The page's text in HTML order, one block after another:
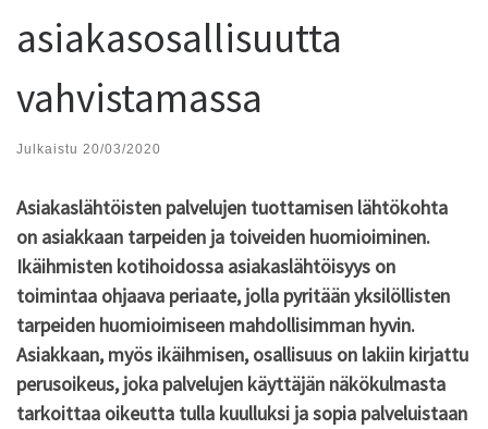
asiakasosallisuutta
vahvistamassa
Julkaistu 20/03/2020
Asiakaslähtöisten palvelujen tuottamisen lähtökohta
on asiakkaan tarpeiden ja toiveiden huomioiminen.
Ikäihmisten kotihoidossa asiakaslähtöisyys on
toimintaa ohjaava periaate, jolla pyritään yksilöllisten
tarpeiden huomioimiseen mahdollisimman hyvin.
Asiakkaan, myös ikäihmisen, osallisuus on lakiin kirjattu
perusoikeus, joka palvelujen käyttäjän näkökulmasta
tarkoittaa oikeutta tulla kuulluksi ja sopia palveluistaan